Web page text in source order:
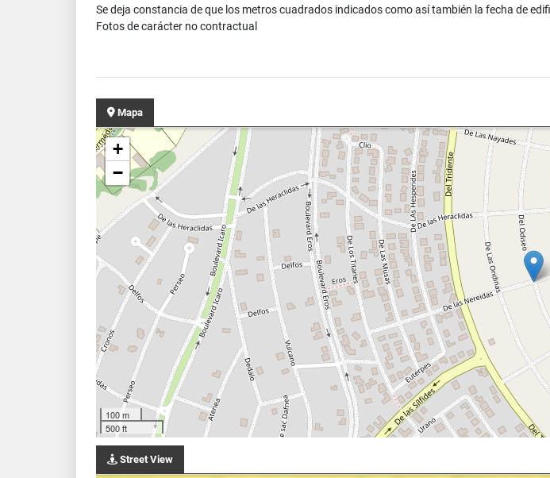
Se deja constancia de que los metros cuadrados indicados como así también la fecha de
Fotos de carácter no contractual
Mapa
+
−
100 m
500 ft
Street View